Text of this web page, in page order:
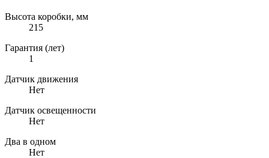
Высота коробки, мм
215
Гарантия (лет)
1
Датчик движения
Нет
Датчик освещенности
Нет
Два в одном
Нет